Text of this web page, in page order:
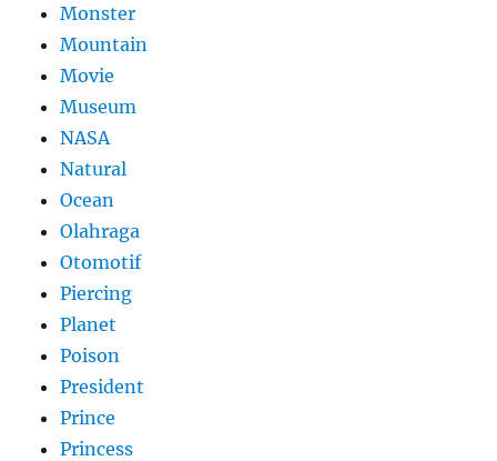
Monster
Mountain
Movie
Museum
NASA
Natural
Ocean
Olahraga
Otomotif
Piercing
Planet
Poison
President
Prince
Princess